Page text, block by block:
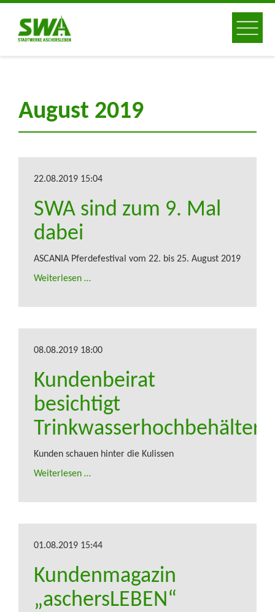
August 2019
22.08.2019 15:04
SWA sind zum 9. Mal
dabei
ASCANIA Pferdefestival vom 22. bis 25. August 2019
Weiterlesen …
08.08.2019 18:00
Kundenbeirat
besichtigt
Trinkwasserhochbehälter
Kunden schauen hinter die Kulissen
Weiterlesen …
01.08.2019 15:44
Kundenmagazin
„aschersLEBEN“